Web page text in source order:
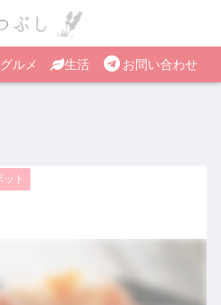
グルメ 生活 お問い合わせ
ット